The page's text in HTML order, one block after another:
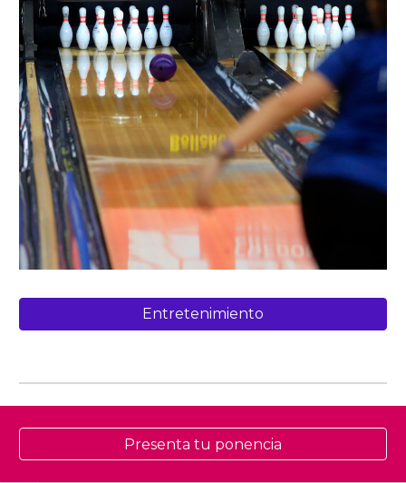
Entretenimiento
Presenta tu ponencia